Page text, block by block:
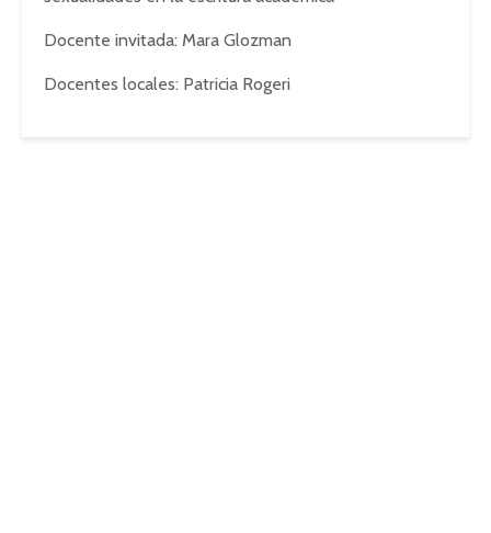
Docente invitada: Mara Glozman
Docentes locales: Patricia Rogeri